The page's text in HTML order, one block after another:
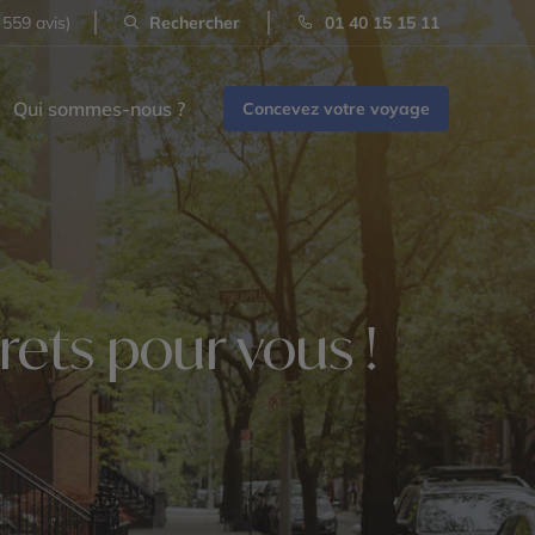
avis) Rechercher 01 40 15 15 11
Qui sommes-nous ? Concevez votre voyage
pour vous !